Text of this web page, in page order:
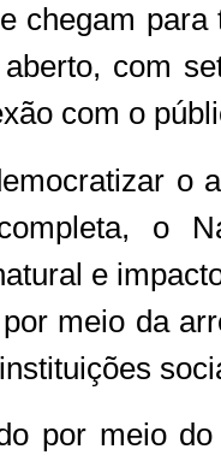
chegam
com
com o
o
o
e
meio da
por meio